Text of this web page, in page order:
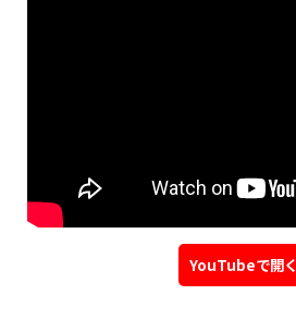
YouTubeで開く